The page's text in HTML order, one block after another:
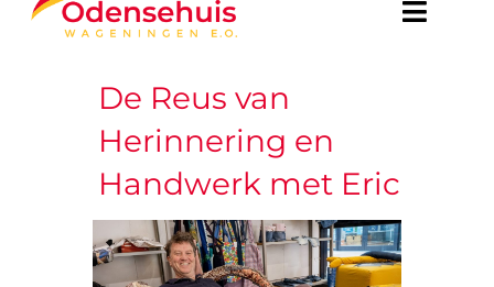
Toggle
WELKOM
ORGANISATIE
De Reus van
Herinnering en
Handwerk met Eric